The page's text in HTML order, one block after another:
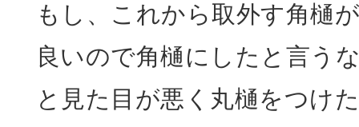
もし、これから取外す角樋
良いので角樋にしたと言う
と見た目が悪く丸樋をつけ